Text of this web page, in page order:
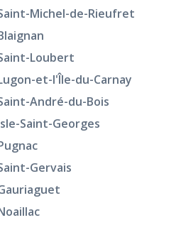
Michel-de-Rieufret
Loubert
et-l'Île-du-Carnay
André-du-Bois
Saint-Georges
Gervais